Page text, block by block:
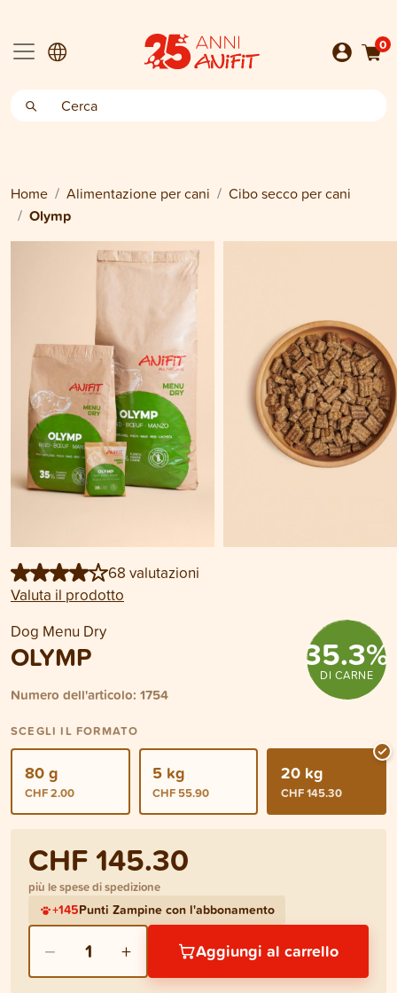
0
Home Alimentazione per cani Cibo secco per cani
Olymp
68 valutazioni
Valuta il prodotto
Dog Menu Dry
OLYMP
Numero dell'articolo: 1754
35.3%
DI CARNE
SCEGLI IL FORMATO
80 g
CHF 2.00
5 kg
CHF 55.90
20 kg
CHF 145.30
CHF 145.30
più le spese di spedizione
+145Punti Zampine con l'abbonamento
− 1 + Aggiungi al carrello